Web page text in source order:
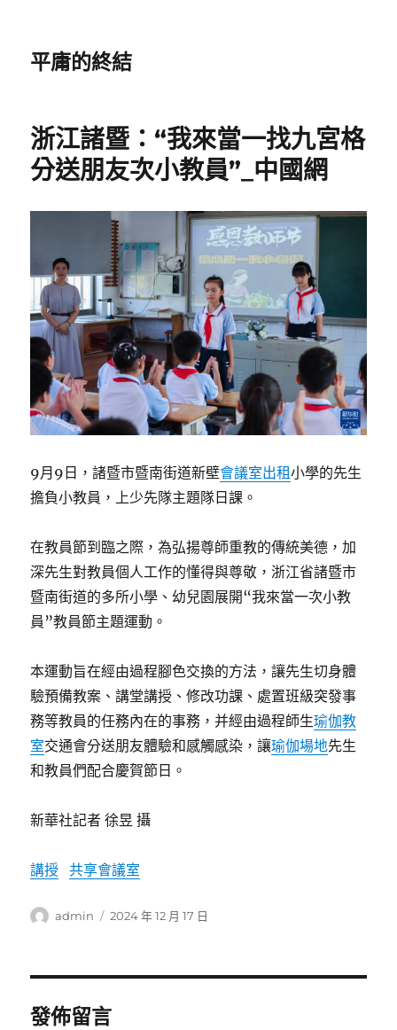
平庸的終結
浙江諸暨：“我來當一找九宮格
分送朋友次小教員”_中國網
9月9日，諸暨市暨南街道新壁會議室出租小學的先生
擔負小教員，上少先隊主題隊日課。
在教員節到臨之際，為弘揚尊師重教的傳統美德，加
深先生對教員個人工作的懂得與尊敬，浙江省諸暨市
暨南街道的多所小學、幼兒園展開“我來當一次小教
員”教員節主題運動。
本運動旨在經由過程腳色交換的方法，讓先生切身體
驗預備教案、講堂講授、修改功課、處置班級突發事
務等教員的任務內在的事務，并經由過程師生瑜伽教
室交通會分送朋友體驗和感觸感染，讓瑜伽場地先生
和教員們配合慶賀節日。
新華社記者 徐昱 攝
講授 共享會議室
作
admin
發
2024 年 12 月 17 日
發佈留言